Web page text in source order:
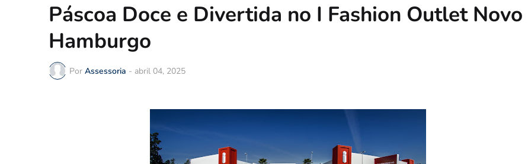
Páscoa Doce e Divertida no I Fashion Outlet Novo
Hamburgo
Por Assessoria - abril 04, 2025